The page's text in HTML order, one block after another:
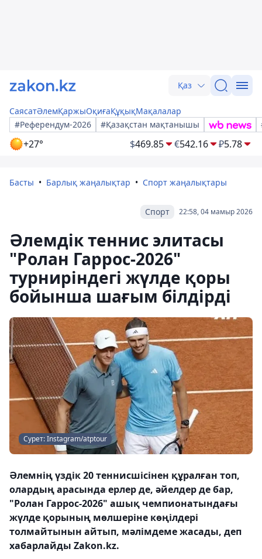
Қаз
СаясатӘлемҚаржыОқиғаҚұқықМақалалар
#Референдум-2026
#Қазақстан мақтанышы
+27° $469.85 €542.16 ₽5.78
Басты Барлық жаңалықтар Спорт жаңалықтары
22:58, 04 мамыр 2026
Спорт
Әлемдік теннис элитасы
"Ролан Гаррос-2026"
турниріндегі жүлде қоры
бойынша шағым білдірді
Сурет: Instagram/atptour
Әлемнің үздік 20 теннисшісінен құралған топ,
олардың арасында ерлер де, әйелдер де бар,
"Ролан Гаррос-2026" ашық чемпионатындағы
жүлде қорының мөлшеріне көңілдері
толмайтынын айтып, мәлімдеме жасады, деп
хабарлайды Zakon.kz.